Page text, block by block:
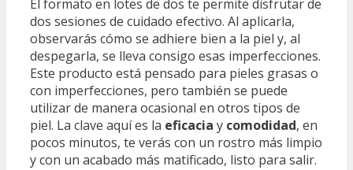
El formato en lotes de dos te permite disfrutar de
dos sesiones de cuidado efectivo. Al aplicarla,
observarás cómo se adhiere bien a la piel y, al
despegarla, se lleva consigo esas imperfecciones.
Este producto está pensado para pieles grasas o
con imperfecciones, pero también se puede
utilizar de manera ocasional en otros tipos de
piel. La clave aquí es la eficacia y comodidad, en
pocos minutos, te verás con un rostro más limpio
y con un acabado más matificado, listo para salir.